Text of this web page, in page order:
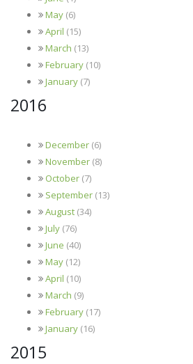
May (6)
April (15)
March (13)
February (10)
January (7)
2016
December (6)
November (8)
October (7)
September (13)
August (34)
July (76)
June (40)
May (12)
April (10)
March (9)
February (17)
January (16)
2015